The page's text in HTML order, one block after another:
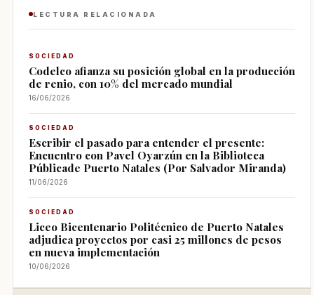
LECTURA RELACIONADA
SOCIEDAD
Codelco afianza su posición global en la producción
de renio, con 10% del mercado mundial
16/06/2026
SOCIEDAD
Escribir el pasado para entender el presente:
Encuentro con Pavel Oyarzún en la Biblioteca
Públicade Puerto Natales (Por Salvador Miranda)
11/06/2026
SOCIEDAD
Liceo Bicentenario Politécnico de Puerto Natales
adjudica proyectos por casi 25 millones de pesos
en nueva implementación
10/06/2026